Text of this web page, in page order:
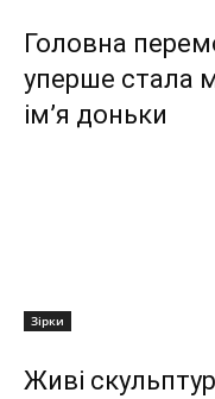
Головна
уперше стала
ім’я доньки
Зірки
Живі